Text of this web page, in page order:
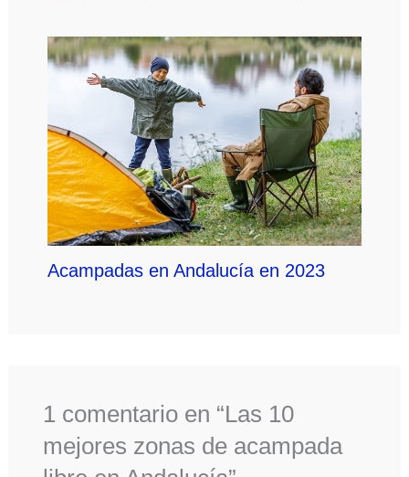
Acampadas en Andalucía en 2023
1 comentario en “Las 10
mejores zonas de acampada